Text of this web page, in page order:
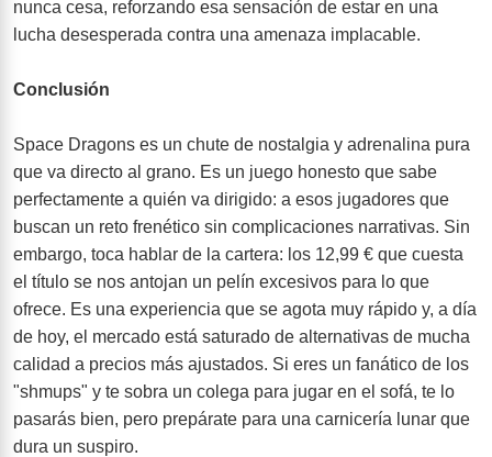
nunca cesa, reforzando esa sensación de estar en una
lucha desesperada contra una amenaza implacable.
Conclusión
Space Dragons es un chute de nostalgia y adrenalina pura
que va directo al grano. Es un juego honesto que sabe
perfectamente a quién va dirigido: a esos jugadores que
buscan un reto frenético sin complicaciones narrativas. Sin
embargo, toca hablar de la cartera: los 12,99 € que cuesta
el título se nos antojan un pelín excesivos para lo que
ofrece. Es una experiencia que se agota muy rápido y, a día
de hoy, el mercado está saturado de alternativas de mucha
calidad a precios más ajustados. Si eres un fanático de los
"shmups" y te sobra un colega para jugar en el sofá, te lo
pasarás bien, pero prepárate para una carnicería lunar que
dura un suspiro.